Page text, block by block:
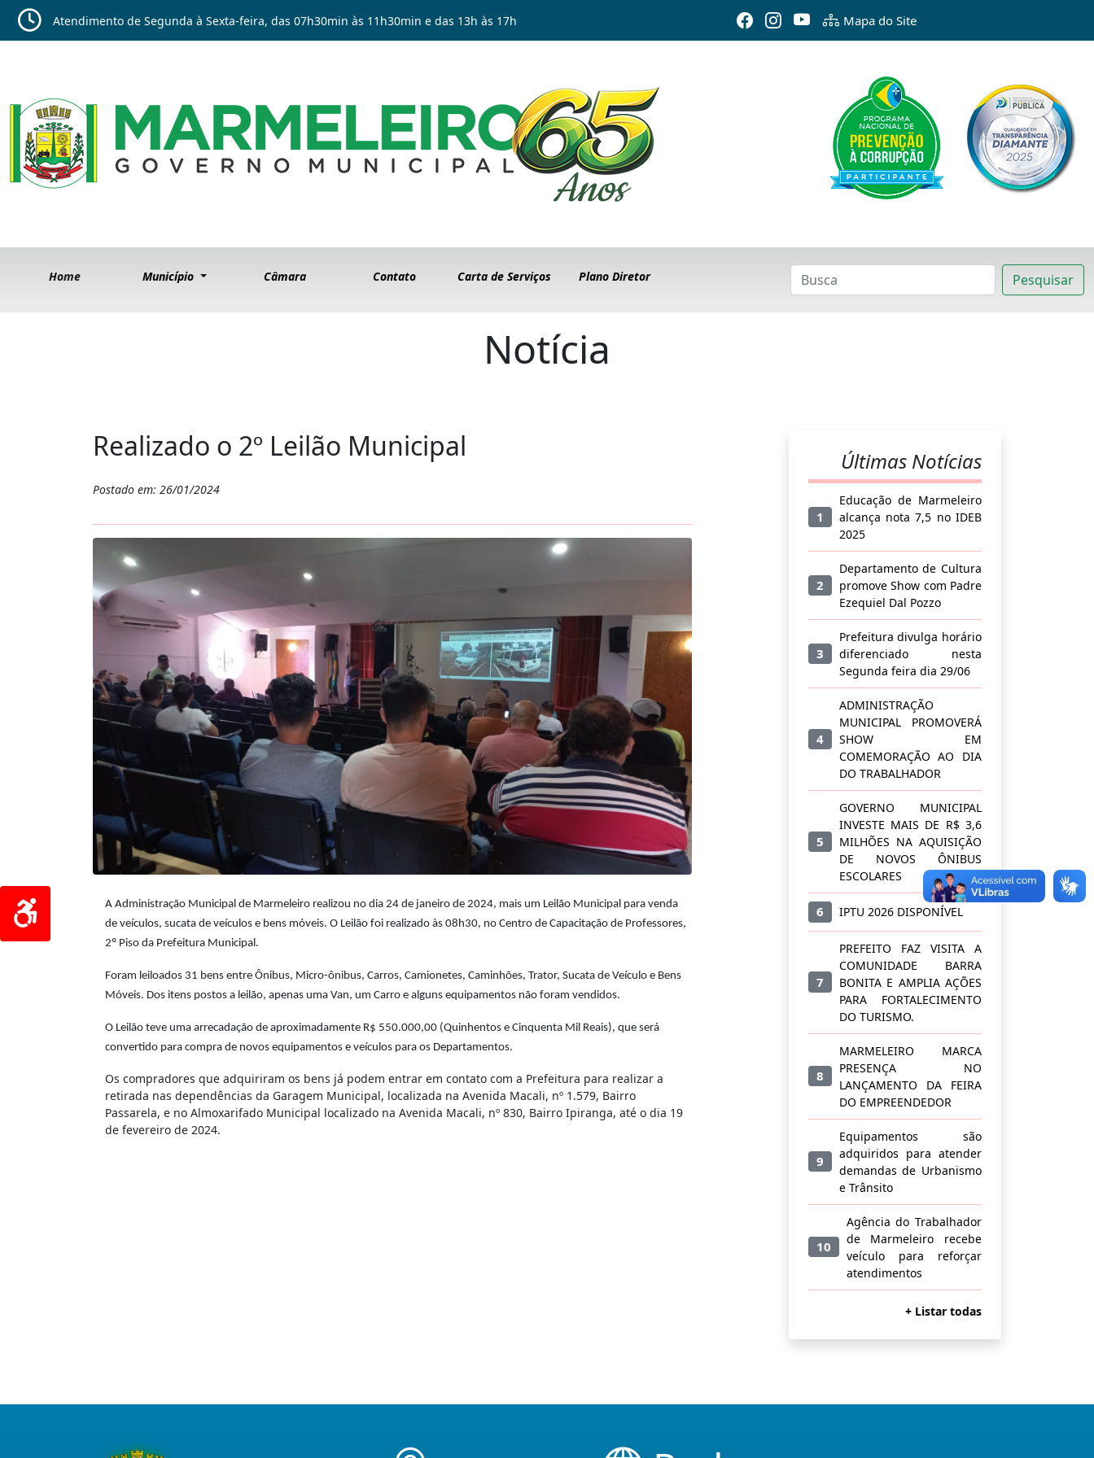
Atendimento de Segunda à Sexta-feira, das 07h30min às 11h30min e das 13h às 17h Mapa do Site
Home Município Câmara Contato Carta de Serviços Plano Diretor Pesquisar
Notícia
Realizado o 2º Leilão Municipal
Postado em: 26/01/2024
A Administração Municipal de Marmeleiro realizou no dia 24 de janeiro de 2024, mais um Leilão Municipal para venda
de veículos, sucata de veículos e bens móveis. O Leilão foi realizado às 08h30, no Centro de Capacitação de Professores,
2º Piso da Prefeitura Municipal.
Foram leiloados 31 bens entre Ônibus, Micro-ônibus, Carros, Camionetes, Caminhões, Trator, Sucata de Veículo e Bens
Móveis. Dos itens postos a leilão, apenas uma Van, um Carro e alguns equipamentos não foram vendidos.
O Leilão teve uma arrecadação de aproximadamente R$ 550.000,00 (Quinhentos e Cinquenta Mil Reais), que será
convertido para compra de novos equipamentos e veículos para os Departamentos.
Os compradores que adquiriram os bens já podem entrar em contato com a Prefeitura para realizar a
retirada nas dependências da Garagem Municipal, localizada na Avenida Macali, nº 1.579, Bairro
Passarela, e no Almoxarifado Municipal localizado na Avenida Macali, nº 830, Bairro Ipiranga, até o dia 19
de fevereiro de 2024.
Últimas Notícias
1
Educação de Marmeleiro
alcança nota 7,5 no IDEB
2025
2
Departamento de Cultura
promove Show com Padre
Ezequiel Dal Pozzo
3
Prefeitura divulga horário
diferenciado nesta
Segunda feira dia 29/06
4
ADMINISTRAÇÃO
MUNICIPAL PROMOVERÁ
SHOW EM
COMEMORAÇÃO AO DIA
DO TRABALHADOR
5
GOVERNO MUNICIPAL
INVESTE MAIS DE R$ 3,6
MILHÕES NA AQUISIÇÃO
DE NOVOS ÔNIBUS
ESCOLARES
6 IPTU 2026 DISPONÍVEL
7
PREFEITO FAZ VISITA A
COMUNIDADE BARRA
BONITA E AMPLIA AÇÕES
PARA FORTALECIMENTO
DO TURISMO.
8
MARMELEIRO MARCA
PRESENÇA NO
LANÇAMENTO DA FEIRA
DO EMPREENDEDOR
9
Equipamentos são
adquiridos para atender
demandas de Urbanismo
e Trânsito
10
Agência do Trabalhador
de Marmeleiro recebe
veículo para reforçar
atendimentos
+ Listar todas